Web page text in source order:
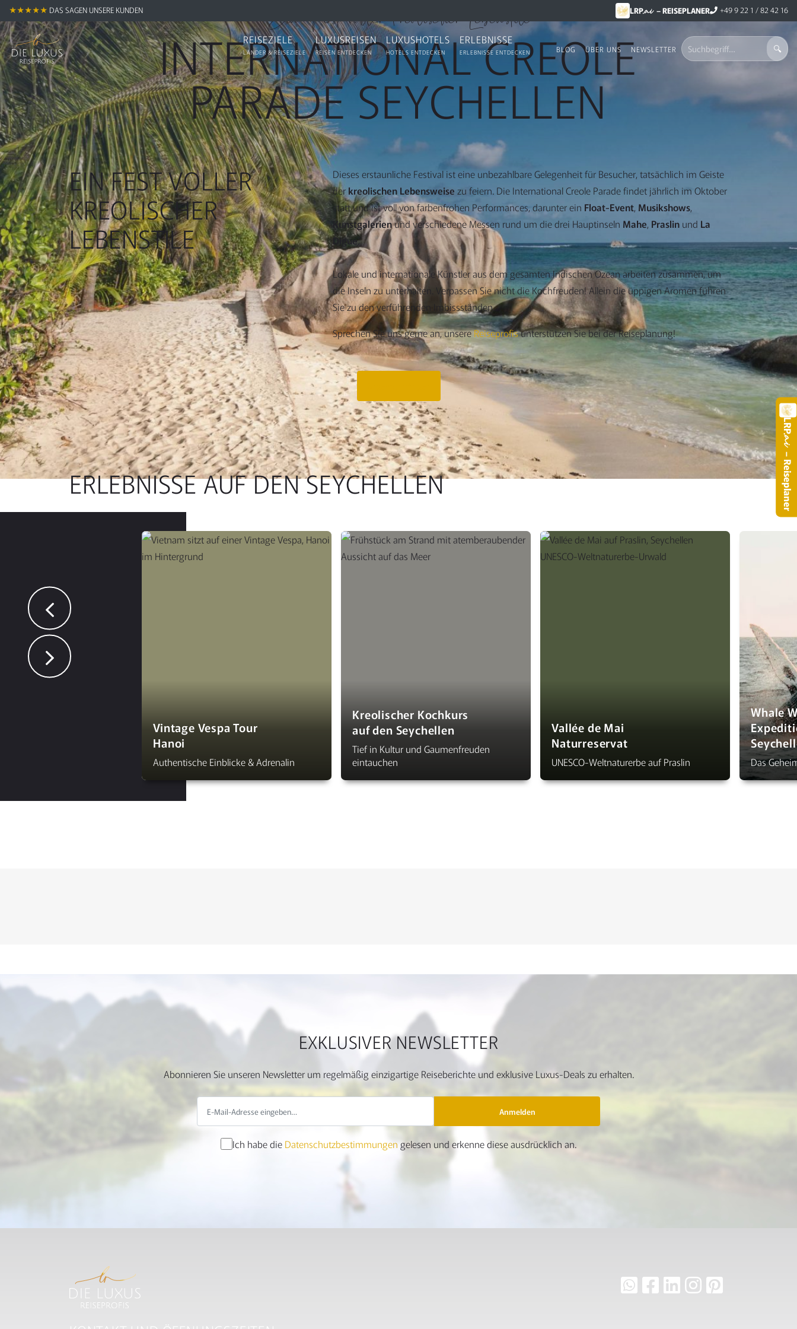
★★★★★ DAS SAGEN UNSERE KUNDEN LRP.ai – REISEPLANER +49 9 22 1 / 82 42 16
REISEZIELE
LÄNDER & REISEZIELE
LUXUSREISEN
REISEN ENTDECKEN
LUXUSHOTELS
HOTELS ENTDECKEN
ERLEBNISSE
ERLEBNISSE ENTDECKEN BLOG ÜBER UNS NEWSLETTER
LRP
– Reiseplaner
Ein Fest voller kreolischer Lebenstile
INTERNATIONAL CREOLE
PARADE SEYCHELLEN
EIN FEST VOLLER
KREOLISCHER
LEBENSTILE
Dieses erstaunliche Festival ist eine unbezahlbare Gelegenheit für Besucher, tatsächlich im Geiste
der kreolischen Lebensweise zu feiern. Die International Creole Parade findet jährlich im Oktober
statt und ist voll von farbenfrohen Performances, darunter ein Float-Event, Musikshows,
Kunstgalerienund verschiedene Messen rund um die drei Hauptinseln Mahe, Praslin und La
Digue.
Lokale und internationale Künstler aus dem gesamten Indischen Ozean arbeiten zusammen, um
die Inseln zu unterhalten. Verpassen Sie nicht die Kochfreuden! Allein die üppigen Aromen führen
Sie zu den verführenden Imbissständen.
Sprechen Sie uns gerne an, unsereReiseprofisunterstützen Sie bei der Reiseplanung!
ERLEBNISSE AUF DEN SEYCHELLEN
Vintage Vespa Tour
Hanoi
Authentische Einblicke & Adrenalin
Kreolischer Kochkurs
auf den Seychellen
Tief in Kultur und Gaumenfreuden
eintauchen
Vallée de Mai
Naturreservat
UNESCO-Weltnaturerbe auf Praslin
Whale
Das
EXKLUSIVER NEWSLETTER
Abonnieren Sie unseren Newsletter um regelmäßig einzigartige Reiseberichte und exklusive Luxus-Deals zu erhalten.
Anmelden
Ich habe die Datenschutzbestimmungengelesen und erkenne diese ausdrücklich an.